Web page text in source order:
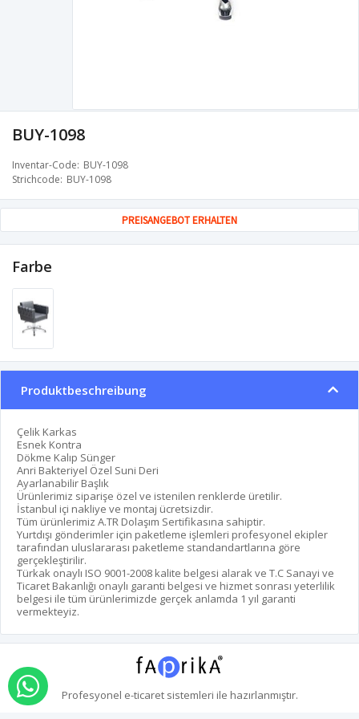
BUY-1098
Inventar-Code BUY-1098
Strichcode BUY-1098
PREISANGEBOT ERHALTEN
Farbe
Produktbeschreibung
Çelik Karkas
Esnek Kontra
Dökme Kalıp Sünger
Anri Bakteriyel Özel Suni Deri
Ayarlanabilir Başlık
Ürünlerimiz siparişe özel ve istenilen renklerde üretilir.
İstanbul içi nakliye ve montaj ücretsizdir.
Tüm ürünlerimiz A.TR Dolaşım Sertifikasına sahiptir.
Yurtdışı gönderimler için paketleme işlemleri profesyonel ekipler
tarafından uluslararası paketleme standandartlarına göre
gerçekleştirilir.
Türkak onaylı ISO 9001-2008 kalite belgesi alarak ve T.C Sanayi ve
Ticaret Bakanlığı onaylı garanti belgesi ve hizmet sonrası yeterlilik
belgesi ile tüm ürünlerimizde gerçek anlamda 1 yıl garanti
vermekteyiz.
Profesyonel e-ticaretsistemleri ile hazırlanmıştır.